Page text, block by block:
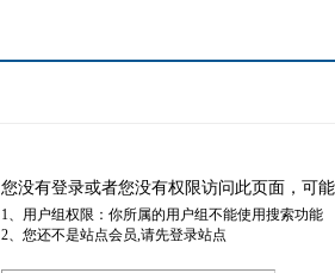
您没有登录或者您没有权限访问此页面，可
1、用户组权限：你所属的用户组不能使用搜索功能
2、您还不是站点会员,请先登录站点